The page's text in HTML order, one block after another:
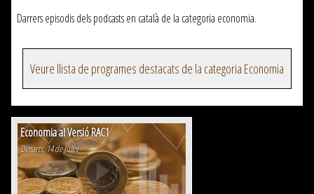
Darrers episodis dels podcasts en català de la categoria economia.
Veure llista de programes destacats de la categoria Economia
Economia al Versió RAC1
Dimarts, 14 de Juliol